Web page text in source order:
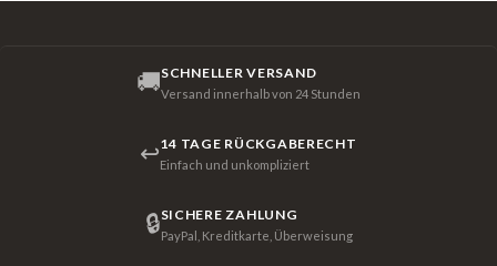
🚚SCHNELLER VERSAND
Versand innerhalb von 24 Stunden
↩14 TAGE RÜCKGABERECHT
Einfach und unkompliziert
🔒SICHERE ZAHLUNG
PayPal, Kreditkarte, Überweisung